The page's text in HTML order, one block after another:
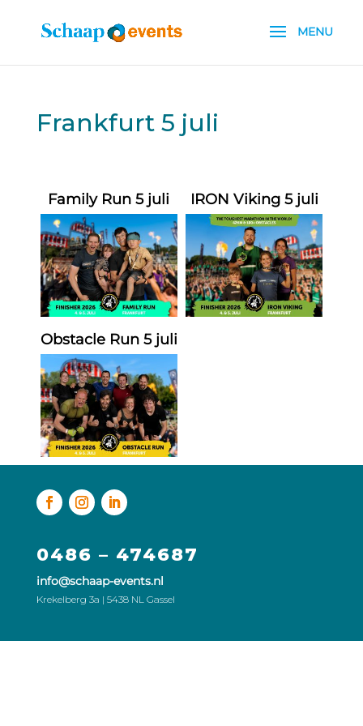
Frankfurt 5 juli
Family Run 5 juli IRON Viking 5 juli
Obstacle Run 5 juli
0486 – 474687
info@schaap-events.nl
Krekelberg 3a | 5438 NL Gassel